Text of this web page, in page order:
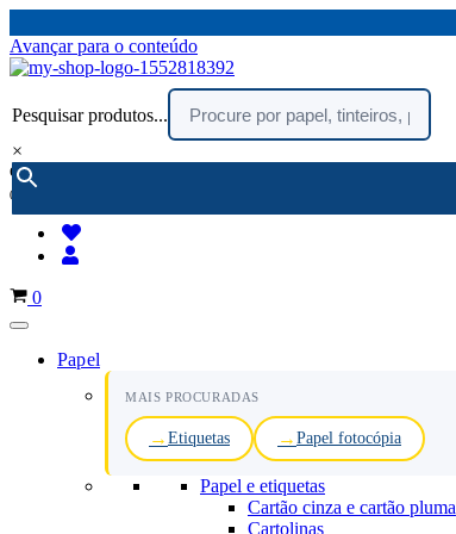
Avançar para o conteúdo
Pesquisar produtos...
×
encomendar por telefone :
(chamada rede fixa nacional)
Carrinho
0
Papel
MAIS PROCURADAS
Etiquetas Papel fotocópia
Papel e etiquetas
Cartão cinza e cartão pluma
Cartolinas